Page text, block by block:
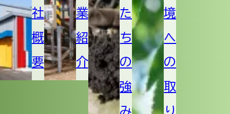
社
概
要
業
紹
介
た
ち
の
強
み
境
へ
の
取
り